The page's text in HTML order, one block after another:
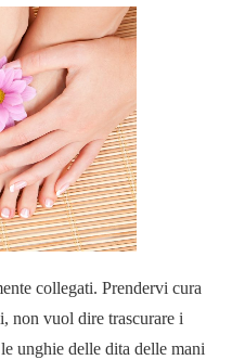
collegati. Prendervi cura
non vuol dire trascurare i
unghie delle dita delle mani